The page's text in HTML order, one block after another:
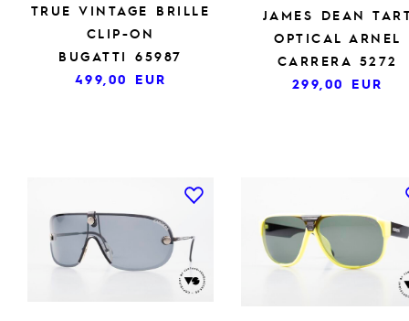
TRUE VINTAGE BRILLE
CLIP-ON
BUGATTI 65987
499,00 EUR
JAMES DEAN
OPTICAL ARNEL
CARRERA 5272
299,00 EUR